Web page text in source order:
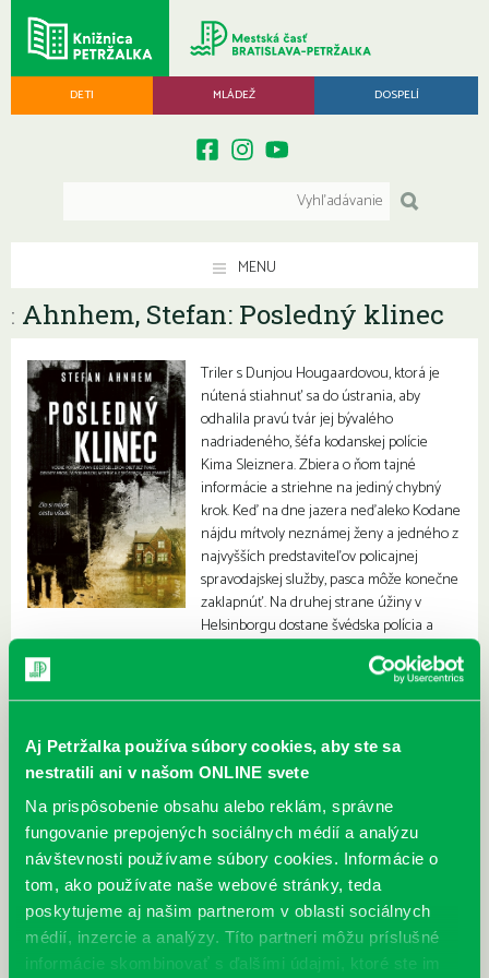
Aj Petržalka používa súbory cookies, aby ste sa
nestratili ani v našom ONLINE svete
Na prispôsobenie obsahu alebo reklám, správne
fungovanie prepojených sociálnych médií a analýzu
návštevnosti používame súbory cookies. Informácie o
tom, ako používate naše webové stránky, teda
poskytujeme aj našim partnerom v oblasti sociálnych
médií, inzercie a analýzy. Títo partneri môžu príslušné
informácie skombinovať s ďalšími údajmi, ktoré ste im
DETI MLÁDEŽ DOSPELÍ
MENU
: Ahnhem, Stefan: Posledný klinec
Triler s Dunjou Hougaardovou, ktorá je
nútená stiahnuť sa do ústrania, aby
odhalila pravú tvár jej bývalého
nadriadeného, šéfa kodanskej polície
Kima Sleiznera. Zbiera o ňom tajné
informácie a striehne na jediný chybný
krok. Keď na dne jazera neďaleko Kodane
nájdu mŕtvoly neznámej ženy a jedného z
najvyšších predstaviteľov policajnej
spravodajskej služby, pasca môže konečne
zaklapnúť. Na druhej strane úžiny v
Helsinborgu dostane švédska polícia a